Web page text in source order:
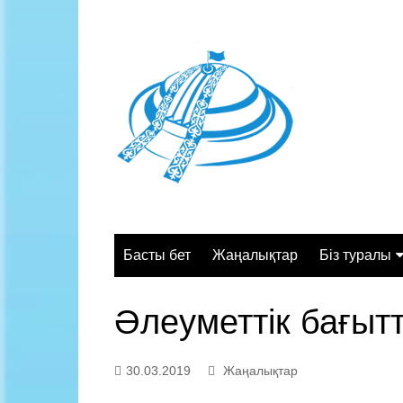
Басты бет Жаңалықтар Біз туралы
Құрылымы
Әлеуметтік
30.03.2019 Жаңалықтар